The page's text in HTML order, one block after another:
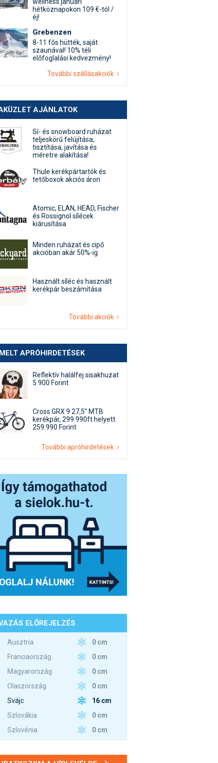
hétköznapokon 109 €-tól /
éj!
Grebenzen
8-11 fős hütték, saját
szaunával! 10% téli
előfoglalási kedvezmény!
További szállásakciók
AJÁNLATOK
Sí- és snowboard ruházat
teljeskörű felújítása,
tisztítása, javítása és
méretre alakítása!
Thule kerékpártartók és
tetőboxok akciós áron
Atomic, ELAN, HEAD, Fischer
és Rossignol sílécek
kiárusítása
Minden ruházat és cipő
akcióban akár 50%-ig
Használt síléc és használt
kerékpár beszámítása
További akciók
APRÓHIRDETÉSEK
Reflektív halálfej sisakhuzat
5.900 Forint
Cross GRX 9 27,5" MTB
kerékpár, 299.990ft helyett
259.990 Forint
További apróhirdetések
ELŐREJELZÉS
Ausztria
0 cm
Franciaország
0 cm
Magyarország
0 cm
Olaszország
0 cm
Svájc
16 cm
Szlovákia
0 cm
Szlovénia
0 cm